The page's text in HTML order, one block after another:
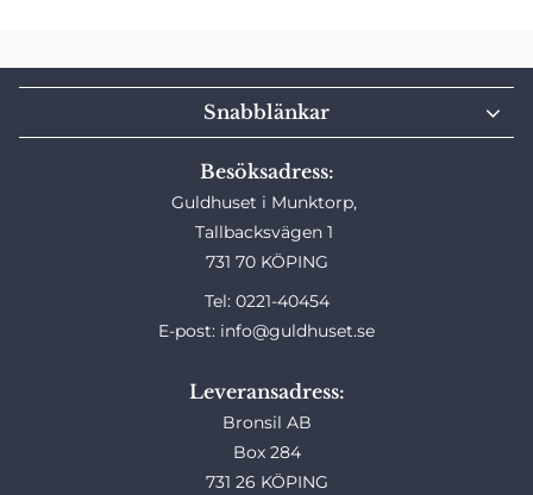
Besöksadress:
Guldhuset i Munktorp,
Tallbacksvägen 1
731 70 KÖPING
Tel: 0221-40454
E-post: info@guldhuset.se
Leveransadress:
Bronsil AB
Box 284
731 26 KÖPING
Snabblänkar